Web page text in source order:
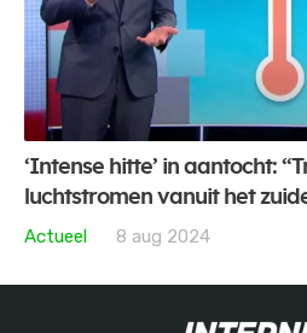
‘Intense hitte’ in aantocht:
luchtstromen vanuit het
Actueel
8 aug 2024